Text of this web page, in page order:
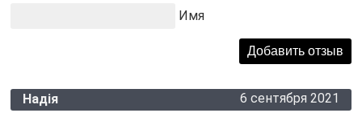
Имя
Надія
6 сентября 2021